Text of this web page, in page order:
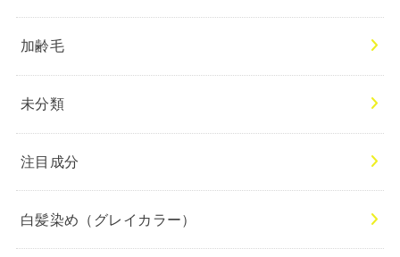
加齢毛
未分類
注目成分
白髪染め（グレイカラー）